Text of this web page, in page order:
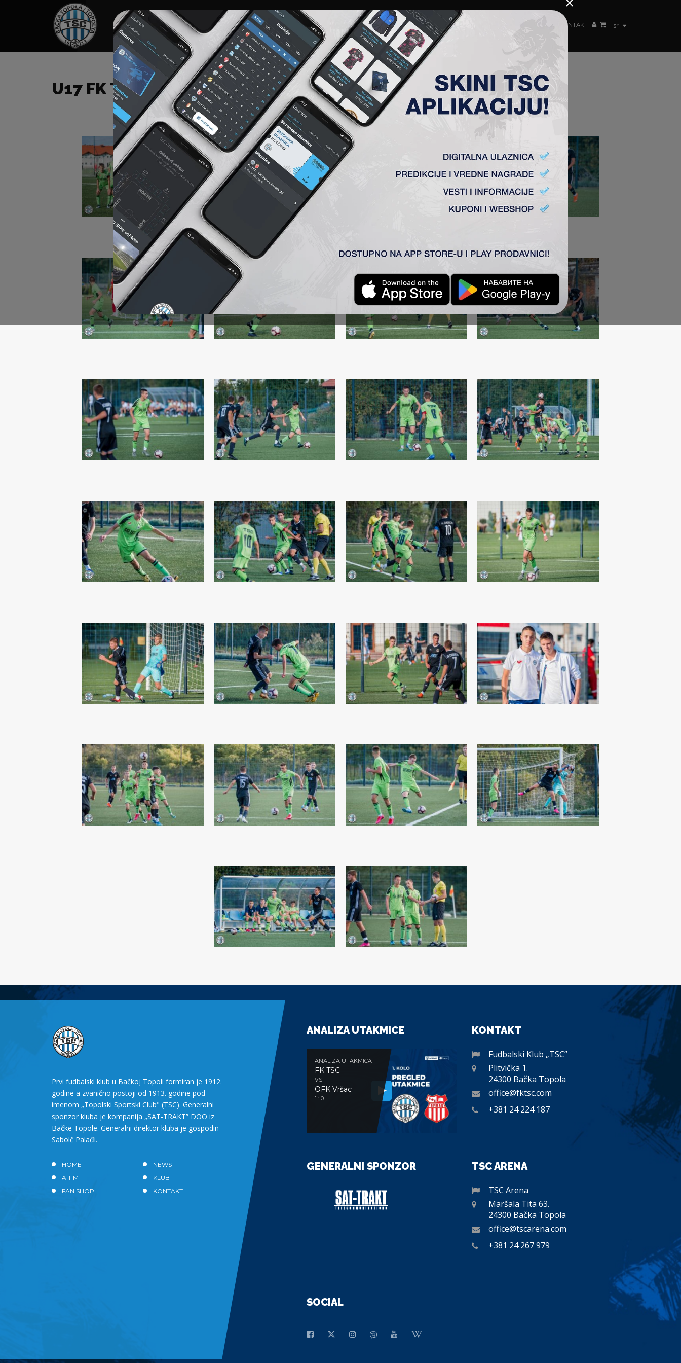
sr
HOME SPONZORI NEWS GALERIJE A TIM ČLANSTVO AKREDITACIJE KLUB AKADEMIJA ŽENSKI TIM KONTAKT
U17 FK TSC – FK ČUKARIČKI (B)
Prvi fudbalski klub u Bačkoj Topoli formiran je 1912.
godine a zvanično postoji od 1913. godine pod
imenom „Topolski Sportski Club" (TSC). Generalni
sponzor kluba je kompanija „SAT-TRAKT” DOO iz
Bačke Topole. Generalni direktor kluba je gospodin
Sabolč Palađi.
HOME
NEWS
A TIM
KLUB
FAN SHOP
KONTAKT
ANALIZA UTAKMICE
ANALIZA UTAKMICA
FK TSC
VS
OFK Vršac
1 : 0
KONTAKT
Fudbalski Klub „TSC”
Plitvička 1.
24300 Bačka Topola
office@fktsc.com
+381 24 224 187
GENERALNI SPONZOR TSC ARENA
TSC Arena
Maršala Tita 63.
24300 Bačka Topola
office@tscarena.com
+381 24 267 979
SOCIAL